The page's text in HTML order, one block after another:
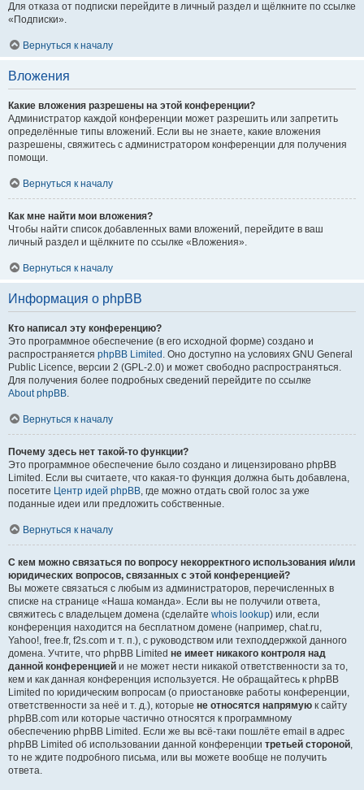
Для отказа от подписки перейдите в личный раздел и щёлкните по ссылке
«Подписки».
Вернуться к началу
Вложения
Какие вложения разрешены на этой конференции?
Администратор каждой конференции может разрешить или запретить
определённые типы вложений. Если вы не знаете, какие вложения
разрешены, свяжитесь с администратором конференции для получения
помощи.
Вернуться к началу
Как мне найти мои вложения?
Чтобы найти список добавленных вами вложений, перейдите в ваш
личный раздел и щёлкните по ссылке «Вложения».
Вернуться к началу
Информация о phpBB
Кто написал эту конференцию?
Это программное обеспечение (в его исходной форме) создано и
распространяется phpBB Limited . Оно доступно на условиях GNU General
Public Licence, версии 2 (GPL-2.0) и может свободно распространяться.
Для получения более подробных сведений перейдите по ссылке
About phpBB.
Вернуться к началу
Почему здесь нет такой-то функции?
Это программное обеспечение было создано и лицензировано phpBB
Limited. Если вы считаете, что какая-то функция должна быть добавлена,
посетите Центр идей phpBB, где можно отдать свой голос за уже
поданные идеи или предложить собственные.
Вернуться к началу
С кем можно связаться по вопросу некорректного использования и/или
юридических вопросов, связанных с этой конференцией?
Вы можете связаться с любым из администраторов, перечисленных в
списке на странице «Наша команда». Если вы не получили ответа,
свяжитесь с владельцем домена (сделайте whois lookup) или, если
конференция находится на бесплатном домене (например, chat.ru,
Yahoo!, free.fr, f2s.com и т. п.), с руководством или техподдержкой данного
домена. Учтите, что phpBB Limited не имеет никакого контроля над
данной конференцией и не может нести никакой ответственности за то,
кем и как данная конференция используется. Не обращайтесь к phpBB
Limited по юридическим вопросам (о приостановке работы конференции,
ответственности за неё и т. д.), которые не относятся напрямую к сайту
phpBB.com или которые частично относятся к программному
обеспечению phpBB Limited. Если же вы всё-таки пошлёте email в адрес
phpBB Limited об использовании данной конференции третьей стороной,
то не ждите подробного письма, или вы можете вообще не получить
ответа.